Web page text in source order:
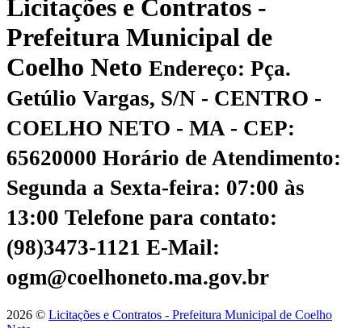
Licitações e Contratos -
Prefeitura Municipal de
Coelho Neto Endereço: Pça.
Getúlio Vargas, S/N - CENTRO -
COELHO NETO - MA - CEP:
65620000 Horário de Atendimento:
Segunda a Sexta-feira: 07:00 às
13:00 Telefone para contato:
(98)3473-1121 E-Mail:
ogm@coelhoneto.ma.gov.br
2026 © Licitações e Contratos - Prefeitura Municipal de Coelho